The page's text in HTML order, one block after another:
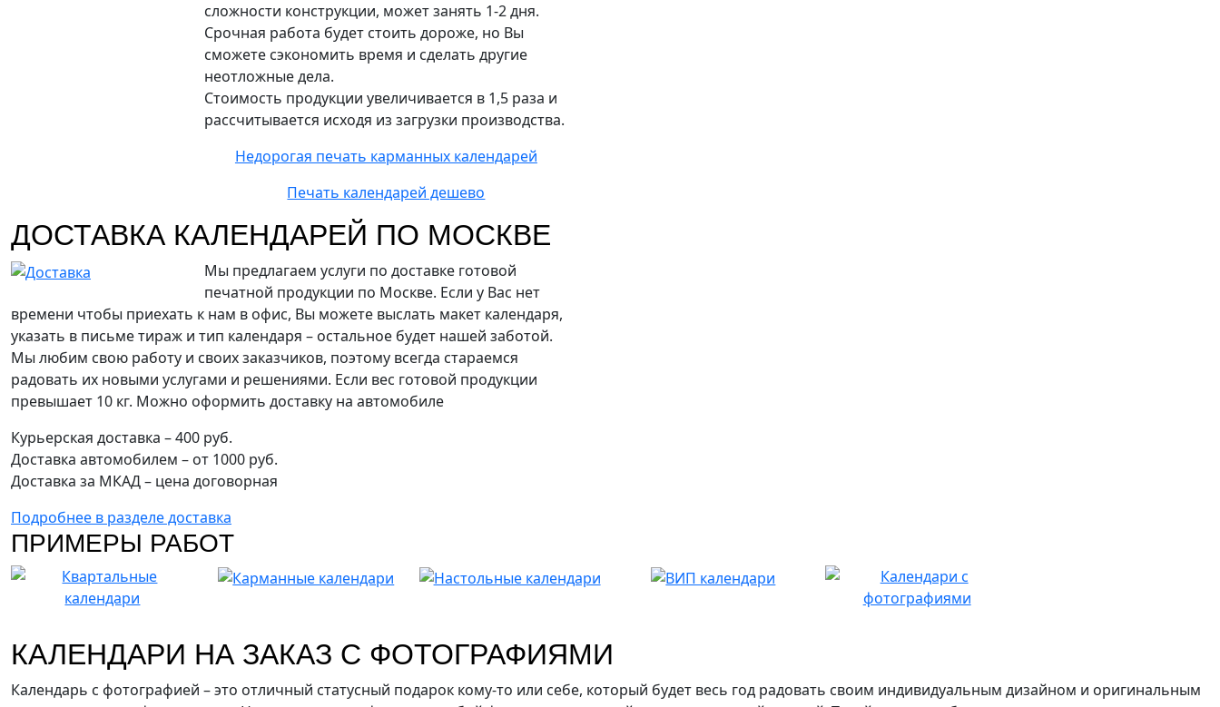
сложности конструкции, может занять 1-2 дня.
Срочная работа будет стоить дороже, но Вы
сможете сэкономить время и сделать другие
неотложные дела.
Стоимость продукции увеличивается в 1,5 раза и
рассчитывается исходя из загрузки производства.
Недорогая печать карманных календарей
Печать календарей дешево
ДОСТАВКА КАЛЕНДАРЕЙ ПО МОСКВЕ
Мы предлагаем услуги по доставке готовой
печатной продукции по Москве. Если у Вас нет
времени чтобы приехать к нам в офис, Вы можете выслать макет календаря,
указать в письме тираж и тип календаря – остальное будет нашей заботой.
Мы любим свою работу и своих заказчиков, поэтому всегда стараемся
радовать их новыми услугами и решениями. Если вес готовой продукции
превышает 10 кг. Можно оформить доставку на автомобиле
Курьерская доставка – 400 руб.
Доставка автомобилем – от 1000 руб.
Доставка за МКАД – цена договорная
Подробнее в разделе доставка
ПРИМЕРЫ РАБОТ
КАЛЕНДАРИ НА ЗАКАЗ С ФОТОГРАФИЯМИ
Календарь с фотографией – это отличный статусный подарок кому-то или себе, который будет весь год радовать своим индивидуальным дизайном и оригинальным